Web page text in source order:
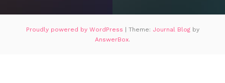
Proudly powered by WordPress Theme: Journal Blog by
AnswerBox.